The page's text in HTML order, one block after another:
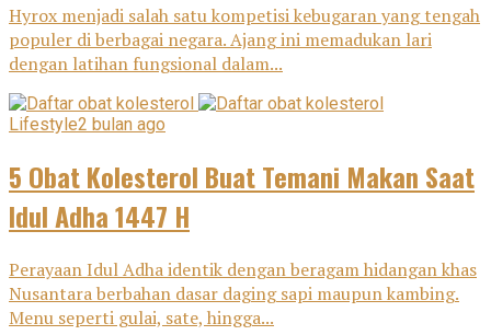
Hyrox menjadi salah satu kompetisi kebugaran yang tengah
populer di berbagai negara. Ajang ini memadukan lari
dengan latihan fungsional dalam...
Lifestyle2 bulan ago
5 Obat Kolesterol Buat Temani Makan Saat
Idul Adha 1447 H
Perayaan Idul Adha identik dengan beragam hidangan khas
Nusantara berbahan dasar daging sapi maupun kambing.
Menu seperti gulai, sate, hingga...